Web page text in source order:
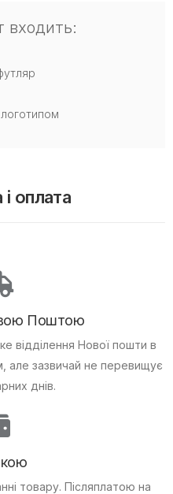
входить:
оплата
Поштою
відділення Нової пошти в
але зазвичай не перевищує
днів.
товару. Післяплатою на